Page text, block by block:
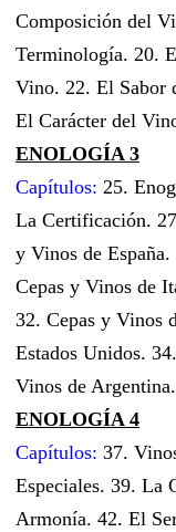
Composición del
Terminología. 20.
Vino. 22. El Sabor
El Carácter del
ENOLOGÍA 3
Capítulos: 25.
La Certificación.
y Vinos de
Cepas y Vinos de
32. Cepas y Vinos
Estados Unidos.
Vinos de
ENOLOGÍA 4
Capítulos: 37.
Especiales. 39. La
Armonía. 42. El